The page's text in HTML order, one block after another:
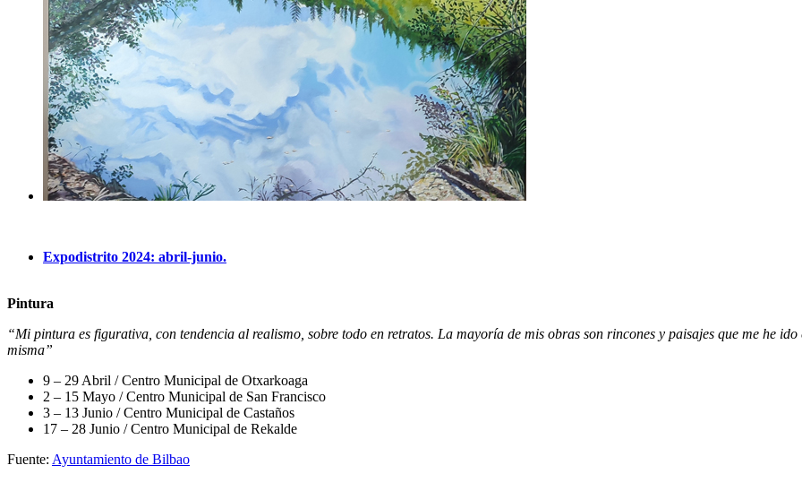
Expodistrito 2024: abril-junio.
Pintura
“Mi pintura es figurativa, con tendencia al realismo, sobre todo en retratos. La mayoría de mis obras son rincones y paisajes que me he
misma”
9 – 29 Abril / Centro Municipal de Otxarkoaga
2 – 15 Mayo / Centro Municipal de San Francisco
3 – 13 Junio / Centro Municipal de Castaños
17 – 28 Junio / Centro Municipal de Rekalde
Fuente: Ayuntamiento de Bilbao